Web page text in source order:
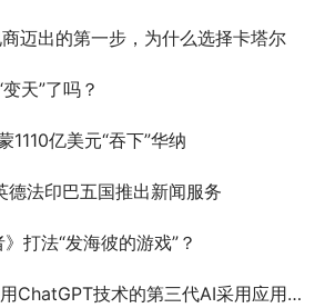
迈出的第一步，为什么选择卡塔尔
天”了吗？
1110亿美元“吞下”华纳
法印巴五国推出新闻服务
打法“发海彼的游戏”？
技术的第三代AI采用应用程序——HelloBoss